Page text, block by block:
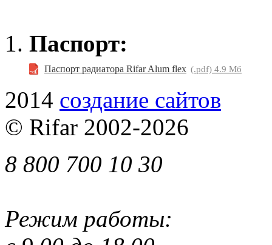
Паспорт:
Паспорт радиатора Rifar Alum flex (.pdf) 4.9 Мб
2014 cоздание сайтов
© Rifar 2002-2026
8 800 700 10 30
Режим работы: